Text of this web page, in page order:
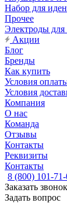
Набор для
Прочее
Электроды
Акции
Блог
Бренды
Как купить
Условия
Условия
Компания
О нас
Команда
Отзывы
Контакты
Реквизиты
Контакты
8 (800) 101-
Заказать звонок
Задать вопрос